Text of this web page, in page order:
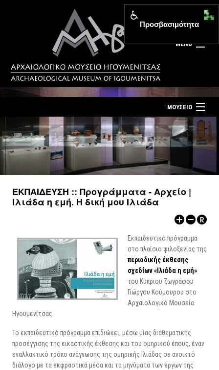
MENU
Αρχική σελίδα
Επίσκεψη
Επικοινωνία
Νέα
ΜΟΥΣΕΙΟ
ΤΟ ΜΟΥΣΕΙΟ
ΕΚΘΕΣΕΙΣ
ΕΚΔΟΣΕΙΣ
ΕΚΠΑΙΔΕΥΣΗ :: Προγράμματα - Αρχείο |
Ιλιάδα η εμή. Η δική μου Ιλιάδα
Εκπαιδευτικό πρόγραμμα
στο πλαίσιο φιλοξενίας της
περιοδικής έκθεσης
σχεδίων «Ιλιάδα η εμή»
του Κύπριου ζωγράφου
Γιώργου Κούμουρου στο
Αρχαιολογικό Μουσείο
Ηγουμενίτσας.
Το εκπαιδευτικό πρόγραμμα επιδιώκει, μέσω μίας διαθεματικής
προσέγγισης της εικαστικής έκθεσης και του ομηρικού έπους, έναν
εναλλακτικό τρόπο ανάγνωσης της ομηρικής Ιλιάδας σε ανοικτό
διάλογο με τα εκφραστικά μέσα και τα μηνύματα των έργων της
Προσβασιμότητα